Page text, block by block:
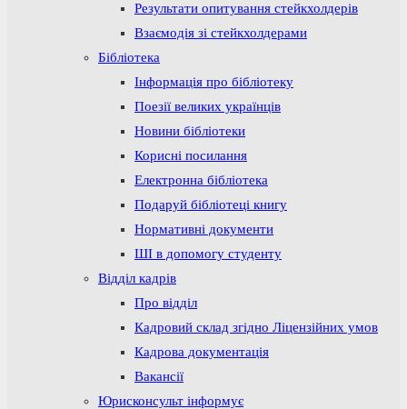
Результати опитування стейкхолдерів
Взаємодія зі стейкхолдерами
Бібліотека
Інформація про бібліотеку
Поезії великих українців
Новини бібліотеки
Корисні посилання
Електронна бібліотека
Подаруй бібліотеці книгу
Нормативні документи
ШІ в допомогу студенту
Відділ кадрів
Про відділ
Кадровий склад згідно Ліцензійних умов
Кадрова документація
Вакансії
Юрисконсульт інформує